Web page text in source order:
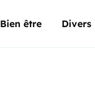
Bien être Divers